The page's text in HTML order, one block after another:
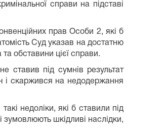
справи на підставі
прав Особи 2, які б
Суд указав на достатню
обставини цієї справи.
ставив під сумнів результат
і скаржився на недодержання
недоліки, які б ставили під
шкідливі наслідки,